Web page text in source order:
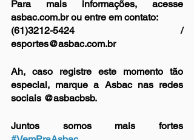
Para mais informações, acesse
asbac.com.br ou entre em contato:
(61)3212-5424 /
esportes@asbac.com.br
Ah, caso registre este momento tão
especial, marque a Asbac nas redes
sociais @asbacbsb.